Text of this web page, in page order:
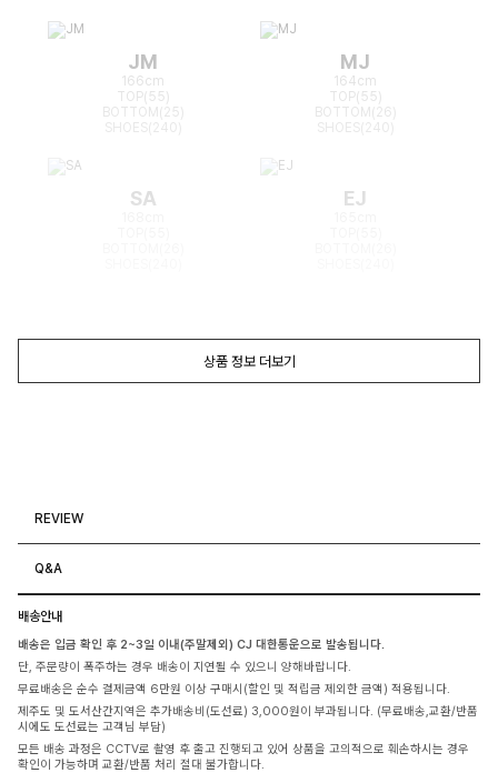
JM
166cm
TOP(55)
BOTTOM(25)
MJ
164cm
TOP(55)
BOTTOM(26)
SA EJ
상품 정보 더보기
REVIEW
Q&A
배송안내
배송은 입금 확인 후 2~3일 이내(주말제외) CJ 대한통운으로 발송됩니다.
단, 주문량이 폭주하는 경우 배송이 지연될 수 있으니 양해바랍니다.
무료배송은 순수 결제금액 6만원 이상 구매시(할인 및 적립금 제외한 금액) 적용됩니다.
제주도 및 도서산간지역은 추가배송비(도선료) 3,000원이 부과됩니다. (무료배송,교환/반품
시에도 도선료는 고객님 부담)
모든 배송 과정은 CCTV로 촬영 후 출고 진행되고 있어 상품을 고의적으로 훼손하시는 경우
확인이 가능하며 교환/반품 처리 절대 불가합니다.